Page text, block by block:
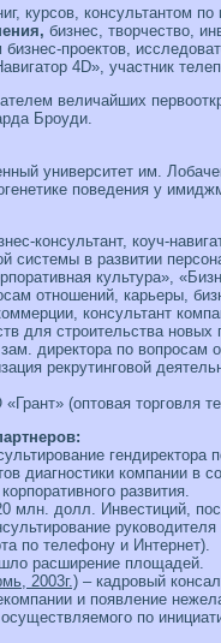
курсов, консультантом
бизнес, творчество,
бизнес-проектов,
4D», участник
величайших
Броуди.
университет им.
поведения у
консультант, коуч-
системы в развитии
культура»,
отношений, карьеры,
консультант
для строительства новых
директора по вопросам
рекрутинговой
(оптовая торговля
диагностики компании
развития.
млн. долл. Инвестиций,
по телефону и Интернет).
расширение площадей.
2003г.) – кадровый
и появление
по